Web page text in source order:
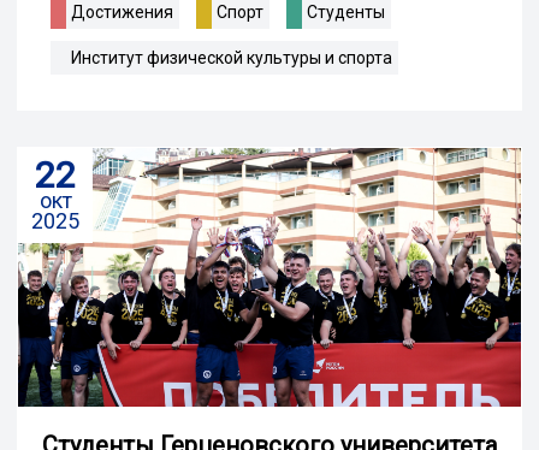
Достижения Спорт Студенты
Институт физической культуры и спорта
22
окт
2025